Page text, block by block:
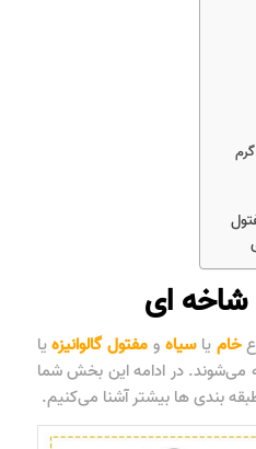
شاخه ای
خام یاسیاه و مفتول گالوانیزهیا
می‌شوند. در ادامه این بخش شما
بندی ها بیشتر آشنا می‌کنیم.